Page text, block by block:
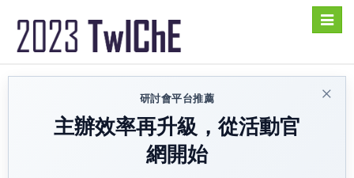
Toggle
×
研討會平台推薦
主辦效率再升級，從活動官
網開始